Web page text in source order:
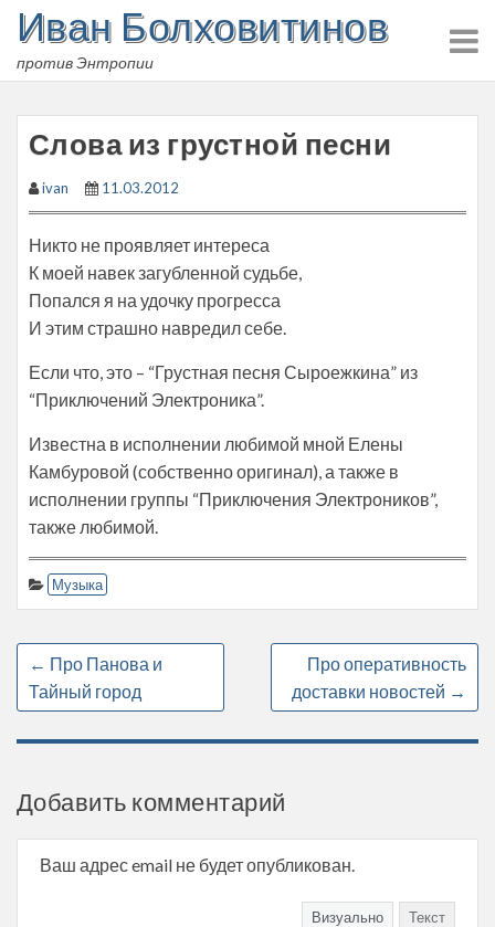
Skip
content
Иван Болховитинов
против Энтропии
Слова из грустной песни
ivan 11.03.2012
Никто не проявляет интереса
К моей навек загубленной судьбе,
Попался я на удочку прогресса
И этим страшно навредил себе.
Если что, это – “Грустная песня Сыроежкина” из
“Приключений Электроника”.
Известна в исполнении любимой мной Елены
Камбуровой (собственно оригинал), а также в
исполнении группы “Приключения Электроников”,
также любимой.
Музыка
← Про Панова и
Тайный город
Про оперативность
доставки новостей →
Добавить комментарий
Ваш адрес email не будет опубликован.
Визуально Текст